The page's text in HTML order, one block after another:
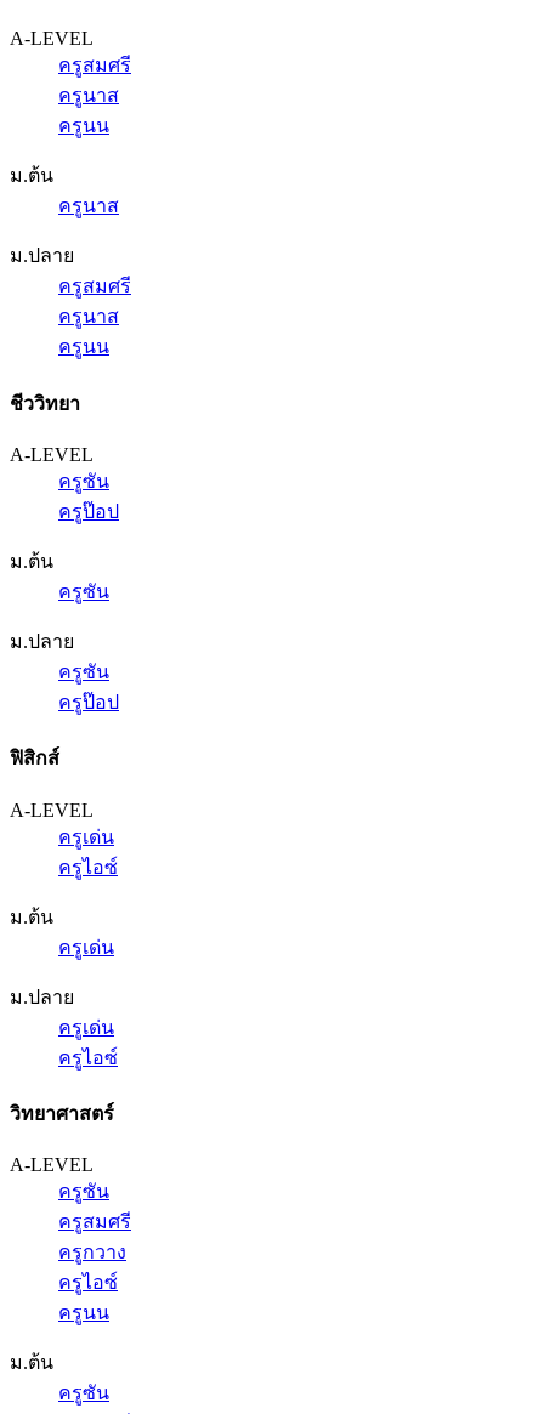
A-LEVEL
ครูสมศรี
ครูนาส
ครูนน
ม.ต้น
ครูนาส
ม.ปลาย
ครูสมศรี
ครูนาส
ครูนน
ชีววิทยา
A-LEVEL
ครูซัน
ครูป๊อป
ม.ต้น
ครูซัน
ม.ปลาย
ครูซัน
ครูป๊อป
ฟิสิกส์
A-LEVEL
ครูเด่น
ครูไอซ์
ม.ต้น
ครูเด่น
ม.ปลาย
ครูเด่น
ครูไอซ์
วิทยาศาสตร์
A-LEVEL
ครูซัน
ครูสมศรี
ครูกวาง
ครูไอซ์
ครูนน
ม.ต้น
ครูซัน